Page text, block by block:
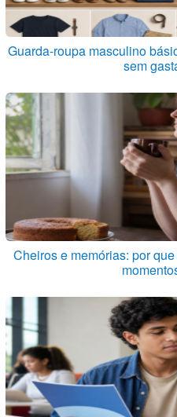
Guarda-roupa masculino
sem
Cheiros e memórias: por